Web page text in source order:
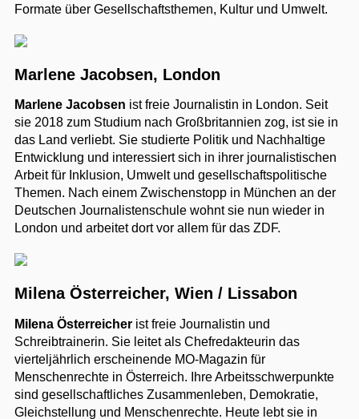
Formate über Gesellschaftsthemen, Kultur und Umwelt.
Marlene Jacobsen, London
Marlene Jacobsen ist freie Journalistin in London. Seit
sie 2018 zum Studium nach Großbritannien zog, ist sie in
das Land verliebt. Sie studierte Politik und Nachhaltige
Entwicklung und interessiert sich in ihrer journalistischen
Arbeit für Inklusion, Umwelt und gesellschaftspolitische
Themen. Nach einem Zwischenstopp in München an der
Deutschen Journalistenschule wohnt sie nun wieder in
London und arbeitet dort vor allem für das ZDF.
Milena Österreicher, Wien / Lissabon
Milena Österreicher ist freie Journalistin und
Schreibtrainerin. Sie leitet als Chefredakteurin das
vierteljährlich erscheinende MO-Magazin für
Menschenrechte in Österreich. Ihre Arbeitsschwerpunkte
sind gesellschaftliches Zusammenleben, Demokratie,
Gleichstellung und Menschenrechte. Heute lebt sie in